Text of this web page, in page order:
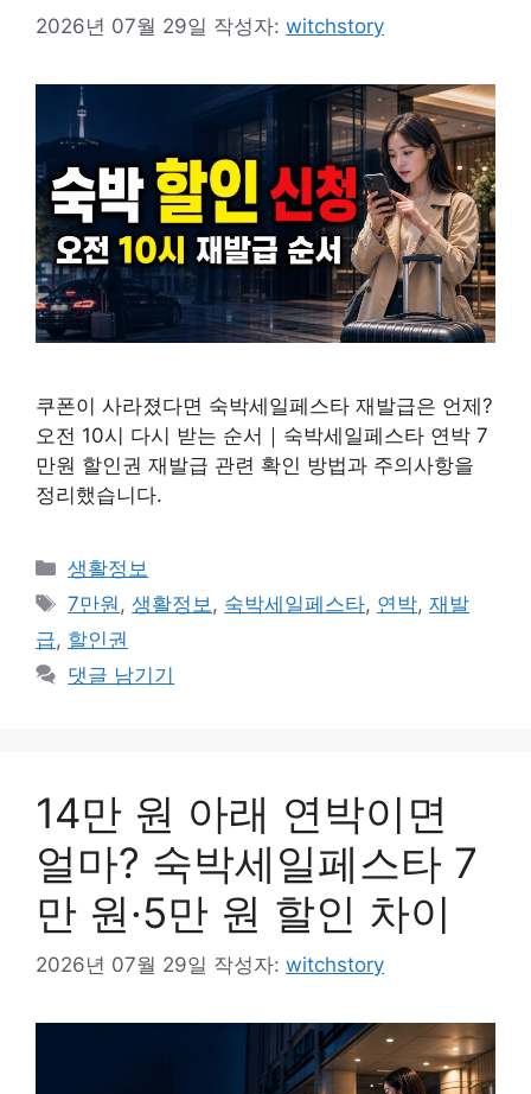
2026년 07월 29일 작성자: witchstory
쿠폰이 사라졌다면 숙박세일페스타 재발급은 언제?
오전 10시 다시 받는 순서｜숙박세일페스타 연박 7
만원 할인권 재발급 관련 확인 방법과 주의사항을
정리했습니다.
카
테
리
생활정보
태
그
7만원 ,생활정보 , 숙박세일페스타, 연박,재발
급, 할인권
댓글 남기기
14만 원 아래 연박이면
얼마? 숙박세일페스타 7
만 원·5만 원 할인 차이
2026년 07월 29일 작성자: witchstory